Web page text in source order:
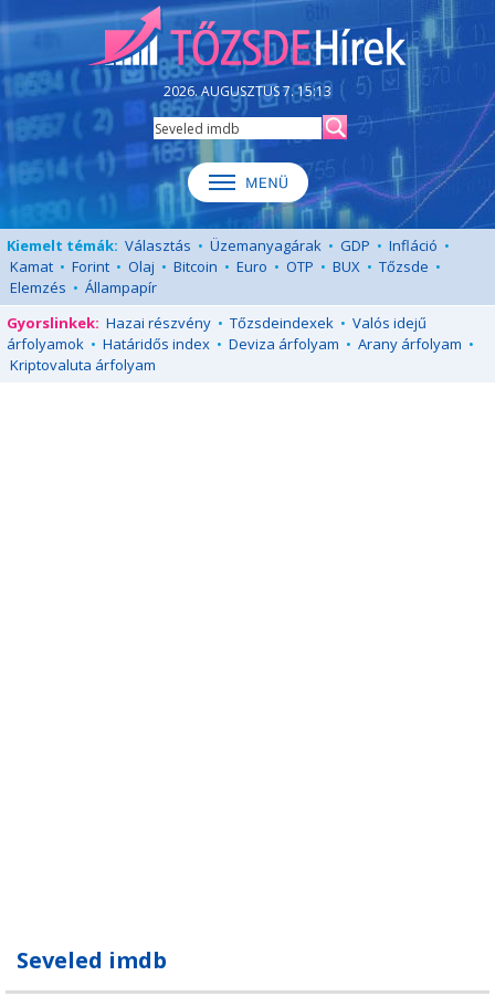
2026. AUGUSZTUS 7. 15:13
Kiemelt témák: Választás • Üzemanyagárak • GDP • Infláció •
Kamat • Forint • Olaj • Bitcoin • Euro • OTP • BUX • Tőzsde •
Elemzés • Állampapír
Gyorslinkek: Hazai részvény • Tőzsdeindexek • Valós idejű
árfolyamok • Határidős index • Deviza árfolyam • Arany árfolyam •
Kriptovaluta árfolyam
Seveled imdb